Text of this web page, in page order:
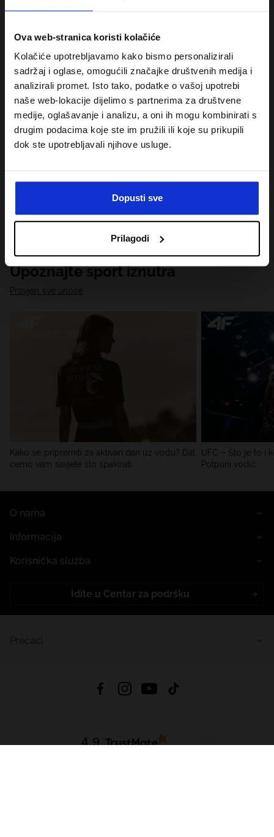
Ova web-stranica koristi kolačiće
Kolačiće upotrebljavamo kako bismo personalizirali
sadržaj i oglase, omogućili značajke društvenih medija i
analizirali promet. Isto tako, podatke o vašoj upotrebi
naše web-lokacije dijelimo s partnerima za društvene
medije, oglašavanje i analizu, a oni ih mogu kombinirati s
drugim podacima koje ste im pružili ili koje su prikupili
dok ste upotrebljavali njihove usluge.
Dopusti sve
Prilagodi
Upoznajte sport iznutra
Provjeri sve unose
Kako se pripremiti za aktivan dan uz vodu? Dat
ćemo vam savjete što spakirati
UFC – Što je to i
Potpuni vodič
O nama
Informacija
Korisnička služba
Idite u Centar za podršku
4.9